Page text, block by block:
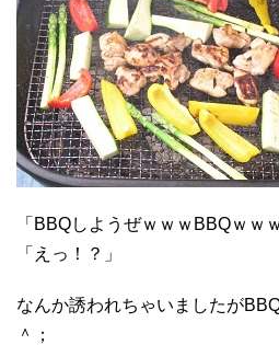
「BBQしようぜｗｗｗBBQｗｗｗ
「えっ！？」
なんか誘われちゃいましたが
＾；